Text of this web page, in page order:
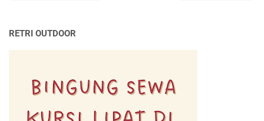
RETRI OUTDOOR